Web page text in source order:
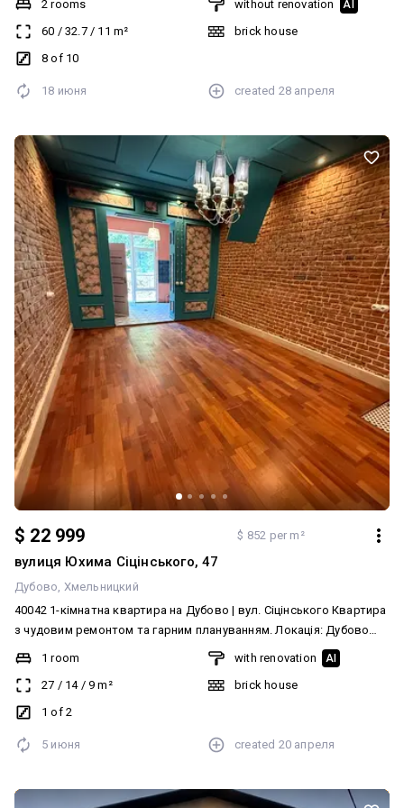
$ 19 000 $ 880 per m²
Полевая улица, 15
Гречаны
Хмельницкий
Продаж м. Хмельницький Вул. Польова , 15 Смарт-квартира
площею 21,6 м.кв., 3 поверх з 4 Новобудова Власна котельня
газова Лічильник тепла на кожну квартиру окремо Стіни
штукатурка Долівка стяжка
/18.6/2 m²
3 of 4
without renovation
brick house
2024
today at20:04